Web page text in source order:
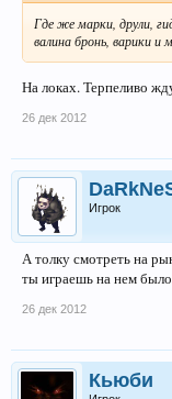
Где же марки, друли,
валина бронь, варики и
На локах. Терпеливо
26 дек 2012
Игрок
А толку смотреть на
ты играешь на нем
26 дек 2012
Кьюби